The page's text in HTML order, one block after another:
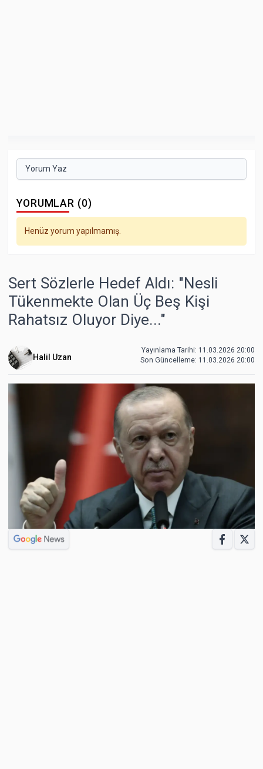
Yorum Yaz
YORUMLAR (0)
Henüz yorum yapılmamış.
Sert Sözlerle Hedef Aldı: "Nesli
Tükenmekte Olan Üç Beş Kişi
Rahatsız Oluyor Diye..."
Halil Uzan
Yayınlama Tarihi: 11.03.2026 20:00
Son Güncelleme: 11.03.2026 20:00